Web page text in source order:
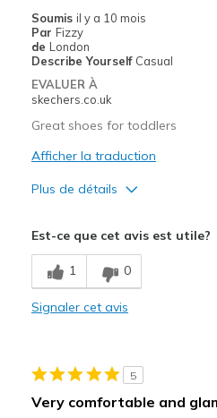
Sizing Feels true to
Soumis il y a 10 mois
Par Fizzy
de London
Describe Yourself Casual
EVALUER À
skechers.co.uk
Great shoes for toddlers
Afficher la traduction
Plus de détails
Les meilleures utilisations
Casual Wear
Sizing
Est-ce que cet avis est utile?
1 0
Signaler cet avis
5
Very comfortable and